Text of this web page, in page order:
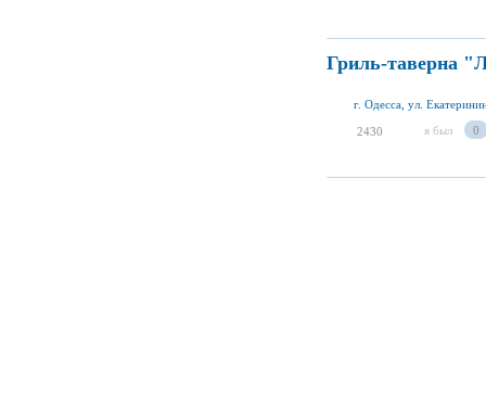
Гриль-таверна
г. Одесса, ул.
2430 я был 0